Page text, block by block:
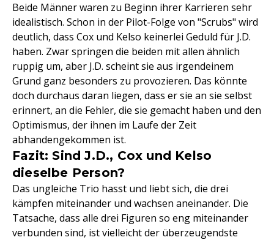
Beide Männer waren zu Beginn ihrer Karrieren sehr
idealistisch. Schon in der Pilot-Folge von "Scrubs" wird
deutlich, dass Cox und Kelso keinerlei Geduld für J.D.
haben. Zwar springen die beiden mit allen ähnlich
ruppig um, aber J.D. scheint sie aus irgendeinem
Grund ganz besonders zu provozieren. Das könnte
doch durchaus daran liegen, dass er sie an sie selbst
erinnert, an die Fehler, die sie gemacht haben und den
Optimismus, der ihnen im Laufe der Zeit
abhandengekommen ist.
Fazit: Sind J.D., Cox und Kelso
dieselbe Person?
Das ungleiche Trio hasst und liebt sich, die drei
kämpfen miteinander und wachsen aneinander. Die
Tatsache, dass alle drei Figuren so eng miteinander
verbunden sind, ist vielleicht der überzeugendste